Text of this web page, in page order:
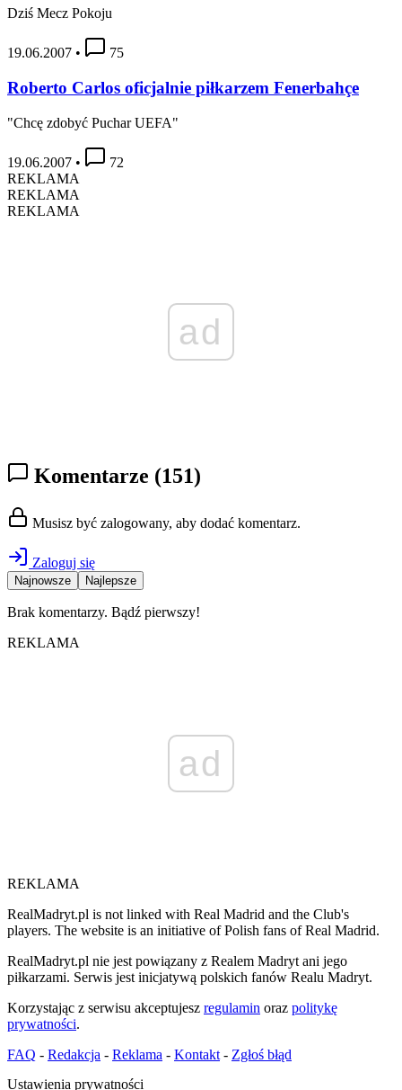
Dziś Mecz Pokoju
19.06.2007 • 75
Roberto Carlos oficjalnie piłkarzem Fenerbahçe
"Chcę zdobyć Puchar UEFA"
19.06.2007 •
72
REKLAMA
REKLAMA
REKLAMA
ad
Komentarze (151)
Musisz być zalogowany, aby dodać komentarz.
Zaloguj się
Najnowsze Najlepsze
Brak komentarzy. Bądź pierwszy!
REKLAMA
ad
REKLAMA
RealMadryt.pl is not linked with Real Madrid and the Club's
players. The website is an initiative of Polish fans of Real Madrid.
RealMadryt.pl nie jest powiązany z Realem Madryt ani jego
piłkarzami. Serwis jest inicjatywą polskich fanów Realu Madryt.
Korzystając z serwisu akceptujesz regulamin oraz politykę
prywatności.
FAQ - Redakcja - Reklama - Kontakt - Zgłoś błąd
Ustawienia prywatności